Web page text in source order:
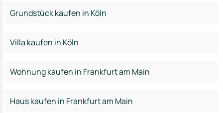
Grundstück kaufen in Köln
Villa kaufen in Köln
Wohnung kaufen in Frankfurt am Main
Haus kaufen in Frankfurt am Main